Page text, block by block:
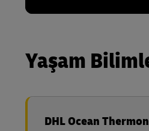
Yaşam
DHL Ocean